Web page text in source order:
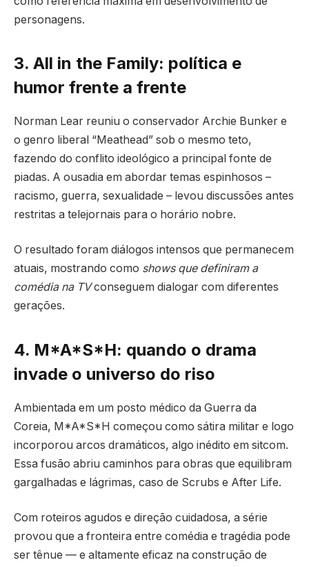
personagens.
3. All in the Family: política e
humor frente a frente
Norman Lear reuniu o conservador Archie Bunker e
o genro liberal “Meathead” sob o mesmo teto,
fazendo do conflito ideológico a principal fonte de
piadas. A ousadia em abordar temas espinhosos –
racismo, guerra, sexualidade – levou discussões antes
restritas a telejornais para o horário nobre.
O resultado foram diálogos intensos que permanecem
atuais, mostrando como shows que definiram a
comédia na TVconseguem dialogar com diferentes
gerações.
4. M*A*S*H: quando o drama
invade o universo do riso
Ambientada em um posto médico da Guerra da
Coreia, M*A*S*H começou como sátira militar e logo
incorporou arcos dramáticos, algo inédito em sitcom.
Essa fusão abriu caminhos para obras que equilibram
gargalhadas e lágrimas, caso de Scrubs e After Life.
Com roteiros agudos e direção cuidadosa, a série
provou que a fronteira entre comédia e tragédia pode
ser tênue — e altamente eficaz na construção de